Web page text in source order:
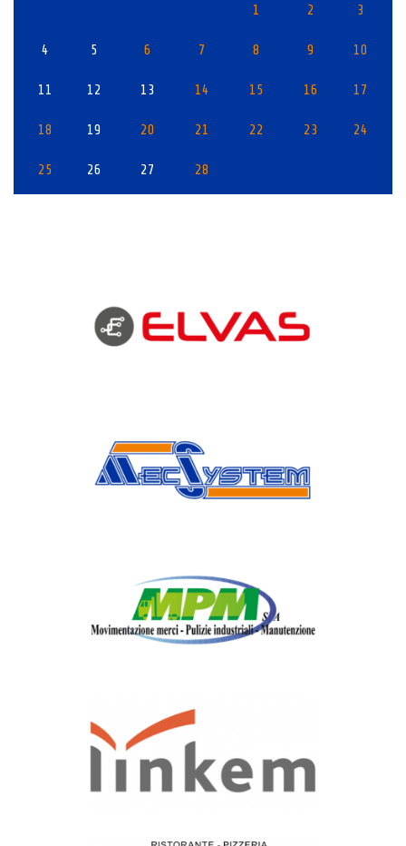
1 2 3
4 5 6 7 8 9 10
11 12 13 14 15 16 17
18 19 20 21 22 23 24
25 26 27 28